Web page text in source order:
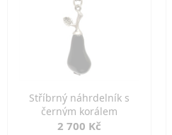
Stříbrný náhrdelník s
černým korálem
2 700 Kč